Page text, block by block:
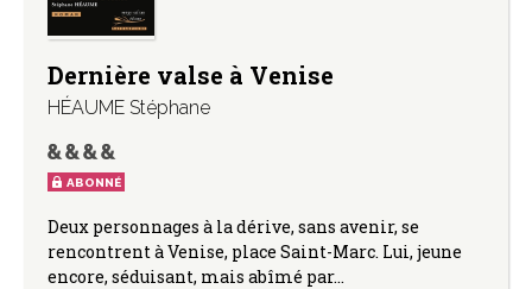
Dernière valse à Venise
HÉAUME Stéphane
ABONNÉ
Deux personnages à la dérive, sans avenir, se
rencontrent à Venise, place Saint-Marc. Lui, jeune
encore, séduisant, mais abîmé par…